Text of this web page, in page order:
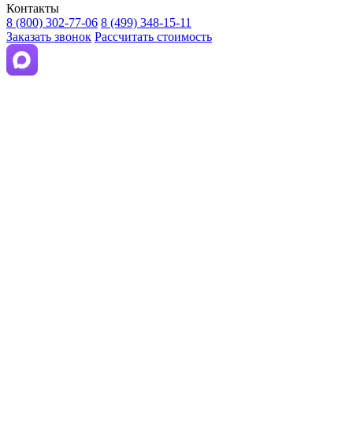
Контакты
8 (800) 302-77-06 8 (499) 348-15-11
Заказать звонок Рассчитать стоимость